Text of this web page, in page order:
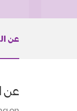
عن
عن